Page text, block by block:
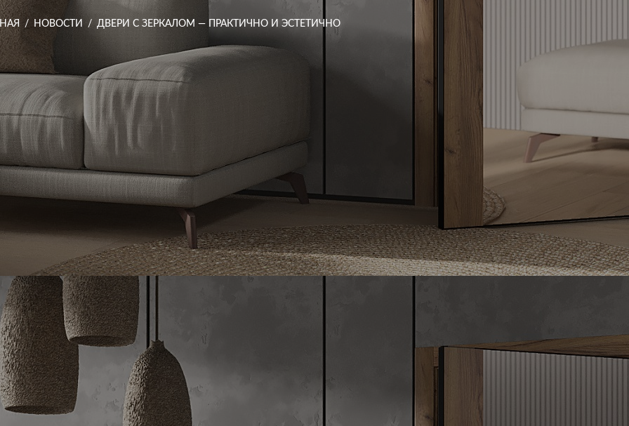
/ НОВОСТИ / ДВЕРИ С ЗЕРКАЛОМ — ПРАКТИЧНО И ЭСТЕТИЧНО